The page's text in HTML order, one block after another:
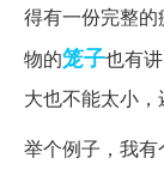
得有一份完整
物的笼子也有
大也不能太小，
举个例子，我